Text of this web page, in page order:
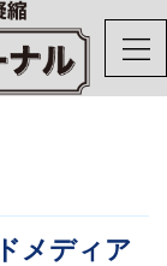
メディア